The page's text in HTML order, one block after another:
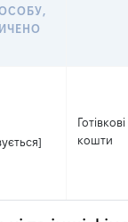
Готівкові
кошти